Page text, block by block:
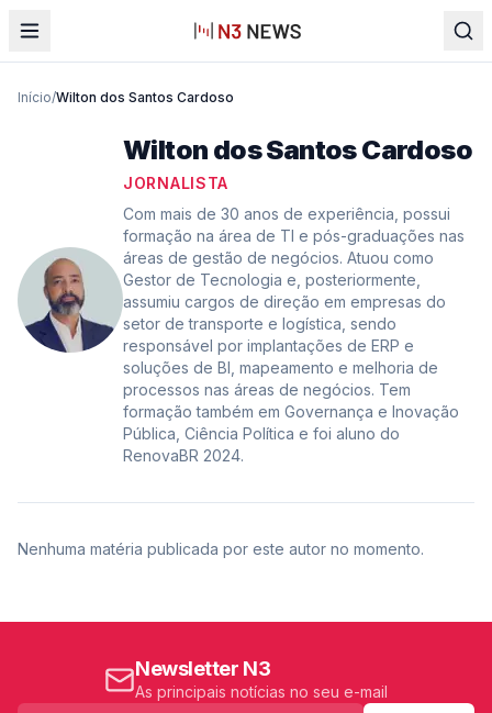
Início/Wilton dos Santos Cardoso
Wilton dos Santos Cardoso
JORNALISTA
Com mais de 30 anos de experiência, possui
formação na área de TI e pós-graduações nas
áreas de gestão de negócios. Atuou como
Gestor de Tecnologia e, posteriormente,
assumiu cargos de direção em empresas do
setor de transporte e logística, sendo
responsável por implantações de ERP e
soluções de BI, mapeamento e melhoria de
processos nas áreas de negócios. Tem
formação também em Governança e Inovação
Pública, Ciência Política e foi aluno do
RenovaBR 2024.
Nenhuma matéria publicada por este autor no momento.
Newsletter N3
As principais notícias no seu e-mail